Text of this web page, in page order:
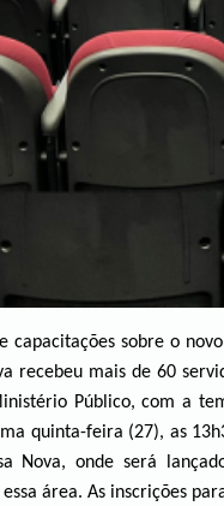
capacitações sobre o
recebeu mais de 60
Público, com a
quinta-feira (27), as
Nova, onde será
área. As inscrições